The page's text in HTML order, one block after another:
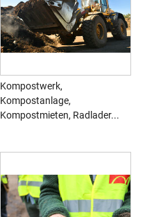
Kompostwerk,
Kompostanlage,
Kompostmieten, Radlader...